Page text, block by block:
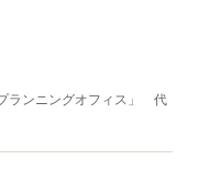
ランニングオフィス」 代